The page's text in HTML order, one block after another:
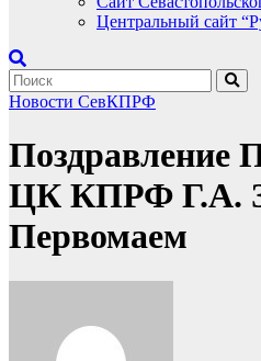
Центральный сайт
Новости СевКПРФ
Поздравление
ЦК КПРФ Г.А.
Первомаем